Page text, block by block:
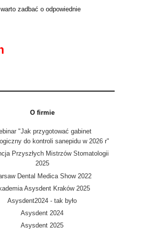
zadbać o odpowiednie
O firmie
"Jak przygotować gabinet
do kontroli sanepidu w 2026 r"
Przyszłych Mistrzów Stomatologii
2025
Dental Medica Show 2022
Asysdent Kraków 2025
Asysdent2024 - tak było
Asysdent 2024
Asysdent 2025